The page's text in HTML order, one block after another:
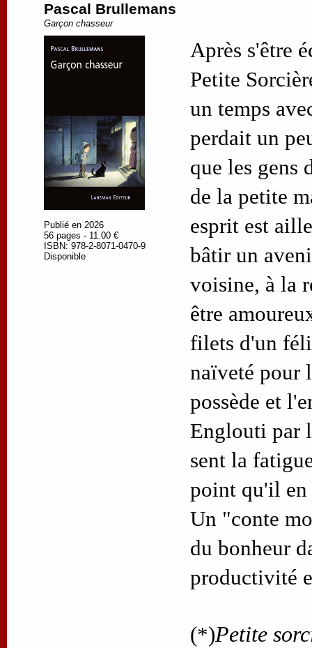
Pascal Brullemans
Garçon chasseur
Publié en 2026
56 pages - 11.00 €
ISBN: 978-2-8071-0470-9
Disponible
Après s'être
Petite
un temps
perdait un
que les gens
de la petite
esprit est
bâtir un
voisine, à la
être
filets d'un
naïveté pour
possède et
Englouti par
sent la
point qu'il en
Un "conte
du bonheur
productivité
(*)Petite